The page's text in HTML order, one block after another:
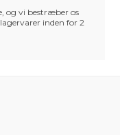
og vi bestræber os
inden for 2